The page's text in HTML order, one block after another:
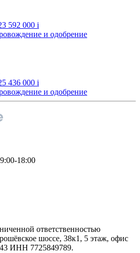
592 000 i
и одобрение
436 000 i
и одобрение
18:00
ответственностью
шоссе, 38к1, 5 этаж, офис
ИНН 7725849789.